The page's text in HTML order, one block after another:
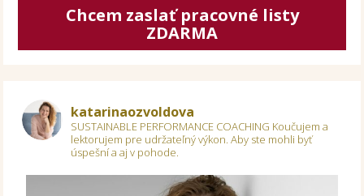
Chcem zaslať pracovné listy
ZDARMA
katarinaozvoldova
SUSTAINABLE PERFORMANCE COACHING Koučujem a
lektorujem pre udržateľný výkon.Aby ste mohli byť
úspešní a aj v pohode.